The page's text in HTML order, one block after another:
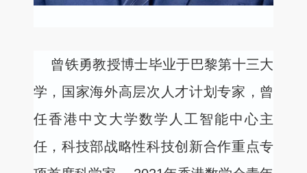
曾铁勇教授博士毕业于巴黎第十三大
学，国家海外高层次人才计划专家，曾
任香港中文大学数学人工智能中心主
任，科技部战略性科技创新合作重点专